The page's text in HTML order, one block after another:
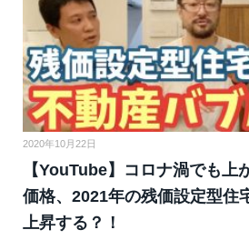
2020年10月22日
【YouTube】コロナ渦でも上
価格、2021年の残価設定型住
上昇する？！